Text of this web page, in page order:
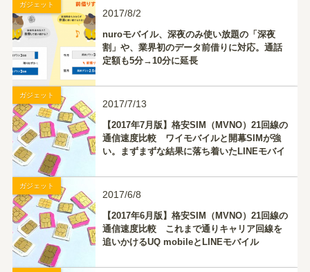
ガジェット
2017/8/2
nuroモバイル、深夜のみ使い放題の「深夜
割」や、業界初のデータ前借りに対応。通話
定額も5分→10分に延長
ガジェット
2017/7/13
【2017年7月版】格安SIM（MVNO）21回線の
通信速度比較 ワイモバイルと開幕SIMが強
い。まずまずな結果に落ち着いたLINEモバイ
ガジェット
2017/6/8
【2017年6月版】格安SIM（MVNO）21回線の
通信速度比較 これまで通りキャリア回線を
追いかけるUQ mobileとLINEモバイル